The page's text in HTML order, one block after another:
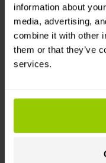
information about
media, advertising,
combine it with other
them or that they’ve
services.
AEMP
Часті